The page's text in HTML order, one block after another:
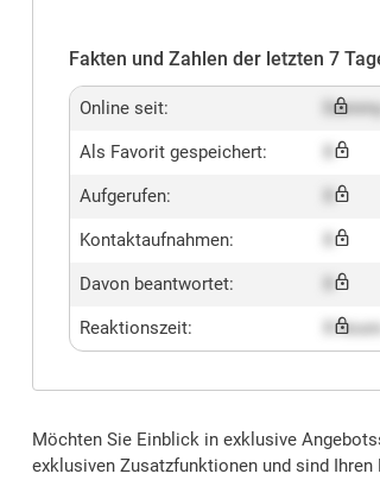
Fakten und Zahlen der letzten 7
Online seit: Dummy
Als Favorit gespeichert:
Aufgerufen:
Kontaktaufnahmen:
Davon beantwortet:
Reaktionszeit: X hours
Möchten Sie Einblick in exklusive
exklusiven Zusatzfunktionen und sind